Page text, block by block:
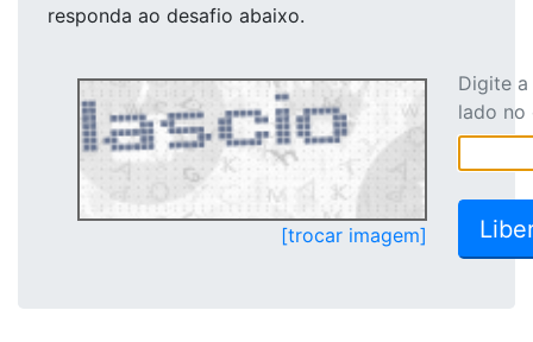
responda ao desafio abaixo.
[trocar imagem]
Digite
lado no